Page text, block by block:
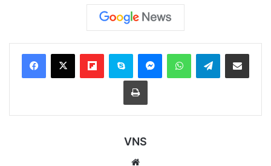
FlipboardSkype MessengerWhatsAppTelegramBagikan melalui Email
Cetak
VNS